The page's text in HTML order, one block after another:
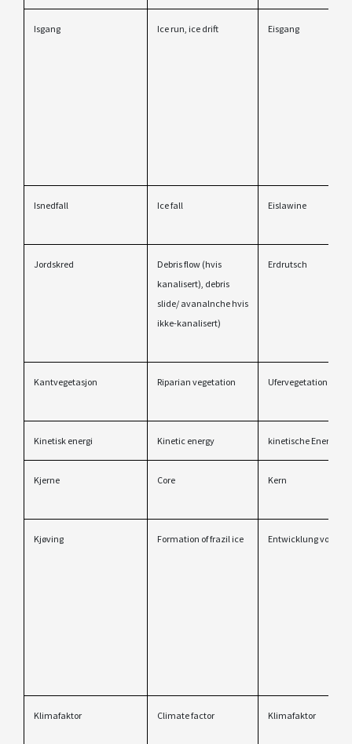
Isgang Ice run, ice drift Eisgang
Isnedfall Ice fall Eislawine
Jordskred
Debris flow (hvis
kanalisert), debris
slide/ avanalnche hvis
ikke-kanalisert)
Erdrutsch
Kantvegetasjon Riparian vegetation Ufervegetation
Kinetisk energi Kinetic energy kinetische Energie
Kjerne Core Kern
Kjøving Formation of frazil ice Entwicklung von
Klimafaktor Climate factor Klimafaktor